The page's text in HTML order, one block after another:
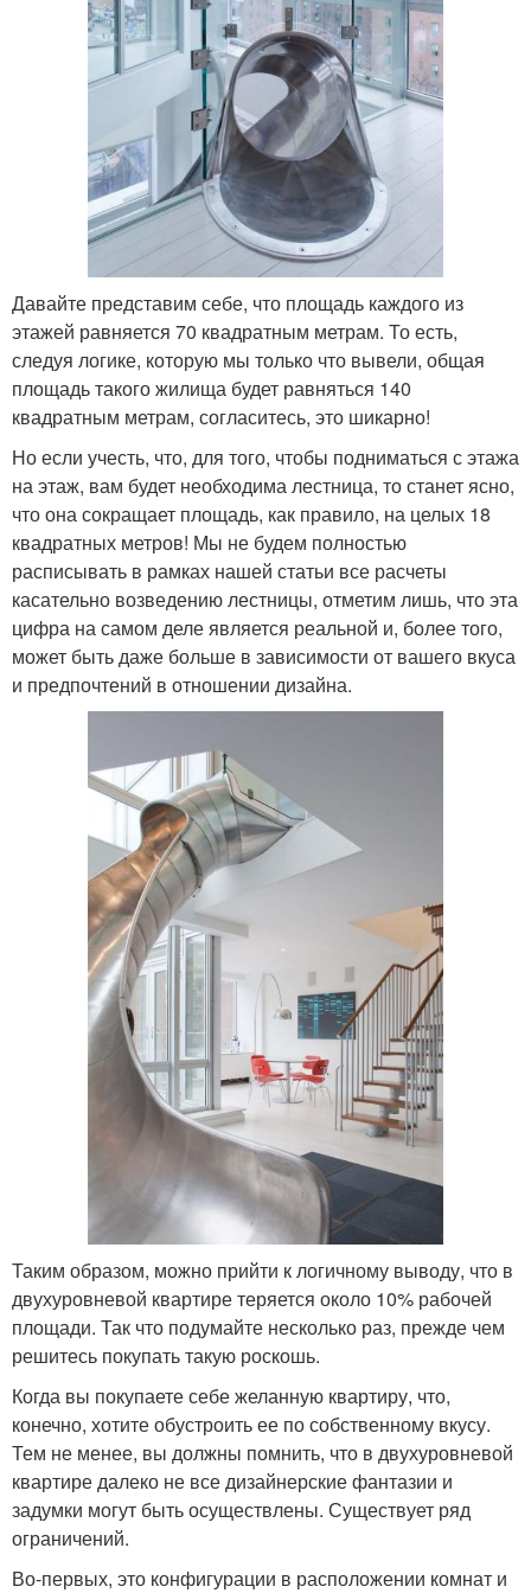
Давайте представим себе, что площадь каждого из
этажей равняется 70 квадратным метрам. То есть,
следуя логике, которую мы только что вывели, общая
площадь такого жилища будет равняться 140
квадратным метрам, согласитесь, это шикарно!
Но если учесть, что, для того, чтобы подниматься с этажа
на этаж, вам будет необходима лестница, то станет ясно,
что она сокращает площадь, как правило, на целых 18
квадратных метров! Мы не будем полностью
расписывать в рамках нашей статьи все расчеты
касательно возведению лестницы, отметим лишь, что эта
цифра на самом деле является реальной и, более того,
может быть даже больше в зависимости от вашего вкуса
и предпочтений в отношении дизайна.
Таким образом, можно прийти к логичному выводу, что в
двухуровневой квартире теряется около 10% рабочей
площади. Так что подумайте несколько раз, прежде чем
решитесь покупать такую роскошь.
Когда вы покупаете себе желанную квартиру, что,
конечно, хотите обустроить ее по собственному вкусу.
Тем не менее, вы должны помнить, что в двухуровневой
квартире далеко не все дизайнерские фантазии и
задумки могут быть осуществлены. Существует ряд
ограничений.
Во-первых, это конфигурации в расположении комнат и